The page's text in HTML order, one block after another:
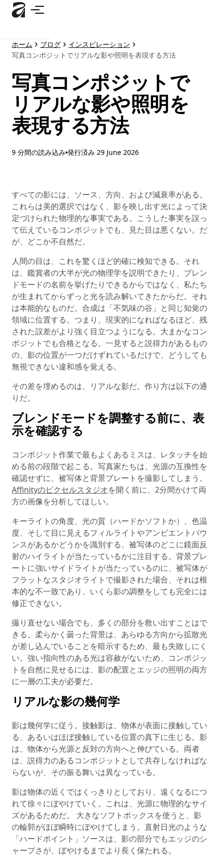
コ ホーム ブログ
インスピレーション
写真コンポジットでリアルな影や照明を表現する方法
写真コンポジットで
リアルな影や照明を
表現する方法
9 分間の読み込み 発行済み 29 June 2026
すべての影には、ソース、方向、および減衰率がある。
これらは美的選択ではなく、影を映し出す光によって決
定づけられた物理的な事実である。こうした事実を誤っ
て伝えているコンポジットでも、見た目は悪くない。だ
が、どこか不自然だ。
人間の目は、これを驚くほど的確に検知できる。それ
は、鑑賞者の大半が光の物理学を説明できたり、ブレン
ドモードの名前を挙げたりできるからではなく、私たち
が生まれてからずっと光を読み解いてきたからだ。それ
は本能的なものだ。合成は「不気味の谷」と同じ知覚の
領域に位置する。つまり、現実的になればなるほど、残
された誤差がより強く目立つようになる。大まかなコン
ポジットでも合格となる。一見すると説得力があるもの
の、影の位置が一つだけずれているだけで、どうしても
無視できない違和感を覚える。
その差を埋めるのは、リアルな影だ。作り方は以下の通
りだ。
ブレンドモードを調整する前に、表
示を確認する
コンポジット作業で最もよくあるミスは、レタッチを始
める前の段階で起こる。写真家たちは、光源の互換性を
確認せずに、被写体と背景プレートを撮影してしまう。
Affinityのピクセルスタジオを開く前に、2分間かけて両
方の画像を分析してほしい。
キーライトの角度、光の質（ハードかソフトか）、色温
度、そして目に見えるフィルライトやアンビエントバウ
ンスがあるかどうかを識別する。被写体のどこに鏡面反
射のハイライトが当たっているかに注目する。背景プレ
ートに強いサイドライトが当たっているのに、被写体が
フラットなスタジオライトで撮影された場合、それは根
本的な不一致であり、いくら影の調整をしても完全には
修正できない。
撮り直せない場合でも、多くの部分を救い出すことはで
きる。柔らかく曇った背景は、あらゆる方向から拡散光
が差し込んでいることを暗示するため、最も失敗しにく
い。強い指向性のある光は容赦がないため、コンポジッ
トを自然に見せるには、影の配置とエッジの照明の両方
に一層の工夫が必要だ。
リアルな影の幾何学
影は幾何学に従う。接触影は、物体が表面に接触してい
る、あるいはほぼ接触している位置の真下に生じる。影
は、物体から光源と反対の方向へと伸びている。両者
は、説得力のあるコンポジットとして共存しなければな
らないが、その振る舞いは異なっている。
影は物体の近くではくっきりとしており、遠くなるにつ
れて徐々にぼやけていく。これは、光源に物理的なサイ
ズがあるためだ。 大きなソフトボックスを使うと、影
の輪郭がほぼ瞬時にぼやけてしまう。直射日光のような
「ハードポイント」ソースは、影の部分でもエッジのシ
ャープさが、ぼやけるまでより長く保たれる。